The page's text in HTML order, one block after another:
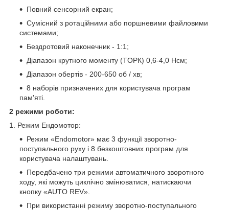
Повний сенсорний екран;
Сумісний з ротаційними або поршневими файловими
системами;
Бездротовий наконечник - 1:1;
Діапазон крутного моменту (TOРК) 0,6-4,0 Нсм;
Діапазон обертів - 200-650 об / хв;
8 наборів призначених для користувача програм
пам'яті.
2 режими роботи:
1. Режим Ендомотор:
Режим «Endomotor» має 3 функції зворотно-
поступального руху і 8 безкоштовних програм для
користувача налаштувань.
Передбачено три режими автоматичного зворотного
ходу, які можуть циклічно змінюватися, натискаючи
кнопку «AUTO REV».
При використанні режиму зворотно-поступального